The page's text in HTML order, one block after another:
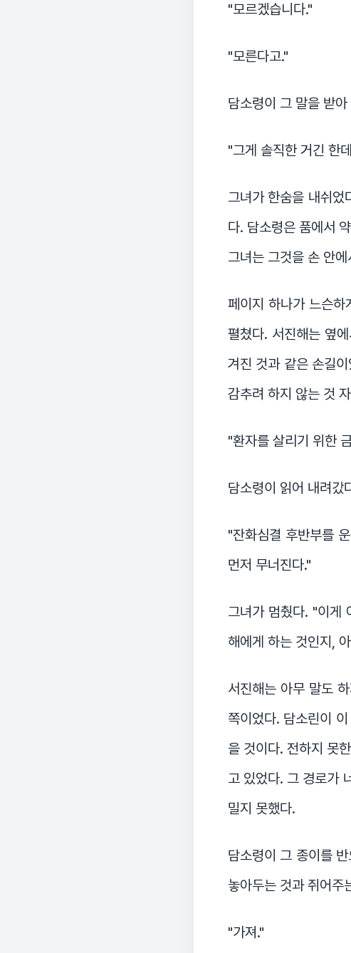
"모르겠습니다."
"모른다고."
담소령이 그 말을 받
"그게 솔직한 거긴 한
그녀가 한숨을 내쉬었
다. 담소령은 품에서
그녀는 그것을 손 안
페이지 하나가 느슨하
펼쳤다. 서진해는 옆
겨진 것과 같은 손길
감추려 하지 않는 것
"환자를 살리기 위한
담소령이 읽어 내려갔
"잔화심결 후반부를
먼저 무너진다."
그녀가 멈췄다. "이게
해에게 하는 것인지,
서진해는 아무 말도
쪽이었다. 담소린이
을 것이다. 전하지 못
고 있었다. 그 경로가
밀지 못했다.
담소령이 그 종이를
놓아두는 것과 쥐어주
"가져."